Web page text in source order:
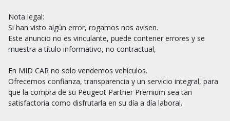
Nota legal:
Si han visto algún error, rogamos nos avisen.
Este anuncio no es vinculante, puede contener errores y se
muestra a título informativo, no contractual,
En MID CAR no solo vendemos vehículos.
Ofrecemos confianza, transparencia y un servicio integral, para
que la compra de su Peugeot Partner Premium sea tan